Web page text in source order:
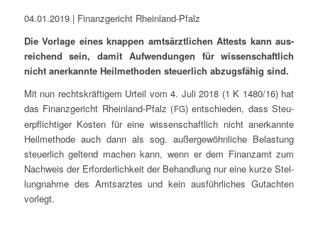
04.01.2019 | Finanz­ge­richt Rheinland-Pfalz
Die Vor­la­ge eines knap­pen amts­ärzt­li­chen Attests kann aus­
rei­chend sein, damit Auf­wen­dun­gen für wis­sen­schaft­lich
nicht aner­kann­te Heil­me­tho­den steu­er­lich abzugs­fä­hig sind.
Mit nun rechts­kräf­ti­gem Urteil vom 4. Juli 2018 (1 K 1480/16) hat
das Finanz­ge­richt Rhein­land-Pfalz (FG) ent­schie­den, dass Steu­
er­pflich­ti­ger Kos­ten für eine wis­sen­schaft­lich nicht aner­kann­te
Heil­me­tho­de auch dann als sog. außer­ge­wöhn­li­che Belas­tung
steu­er­lich gel­tend machen kann, wenn er dem Finanz­amt zum
Nach­weis der Erfor­der­lich­keit der Behand­lung nur eine kur­ze Stel­
lung­nah­me des Amts­arz­tes und kein aus­führ­li­ches Gut­ach­ten
vorlegt.